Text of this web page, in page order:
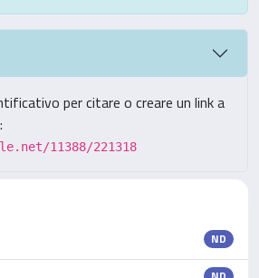
per citare o creare un link a
11388/221318
ND